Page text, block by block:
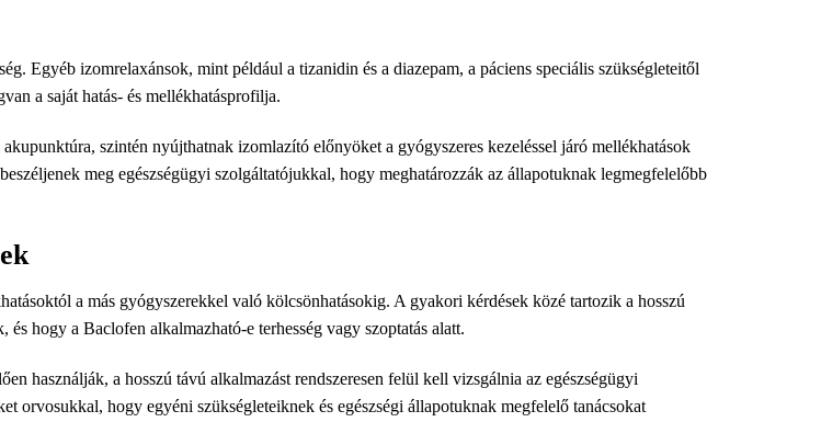
Egyéb izomrelaxánsok, mint például a tizanidin és a diazepam, a páciens speciális szükségleteitől
a saját hatás- és mellékhatásprofilja.
szintén nyújthatnak izomlazító előnyöket a gyógyszeres kezeléssel járó mellékhatások
meg egészségügyi szolgáltatójukkal, hogy meghatározzák az állapotuknak legmegfelelőbb
a más gyógyszerekkel való kölcsönhatásokig. A gyakori kérdések közé tartozik a hosszú
és hogy a Baclofen alkalmazható-e terhesség vagy szoptatás alatt.
használják, a hosszú távú alkalmazást rendszeresen felül kell vizsgálnia az egészségügyi
orvosukkal, hogy egyéni szükségleteiknek és egészségi állapotuknak megfelelő tanácsokat